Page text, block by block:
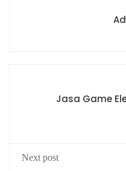
Jasa Game
Next post